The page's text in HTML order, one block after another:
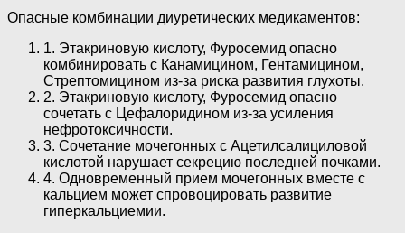
Опасные комбинации диуретических медикаментов:
1. Этакриновую кислоту, Фуросемид опасно
комбинировать с Канамицином, Гентамицином,
Стрептомицином из-за риска развития глухоты.
2. Этакриновую кислоту, Фуросемид опасно
сочетать с Цефалоридином из-за усиления
нефротоксичности.
3. Сочетание мочегонных с Ацетилсалициловой
кислотой нарушает секрецию последней почками.
4. Одновременный прием мочегонных вместе с
кальцием может спровоцировать развитие
гиперкальциемии.